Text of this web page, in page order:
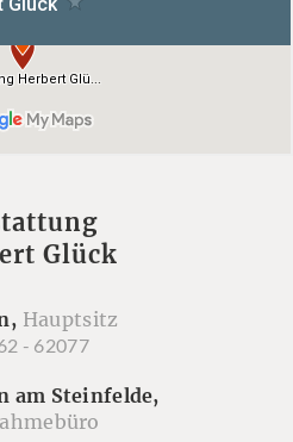
Glück
Hauptsitz
- 62077
am Steinfelde,